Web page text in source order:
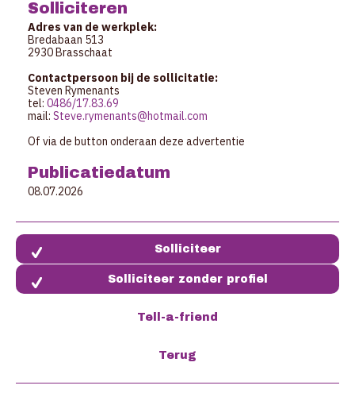
Solliciteren
Adres van de werkplek:
Bredabaan 513
2930 Brasschaat
Contactpersoon bij de sollicitatie:
Steven Rymenants
tel: 0486/17.83.69
mail: Steve.rymenants@hotmail.com
Of via de button onderaan deze advertentie
Publicatiedatum
08.07.2026
Solliciteer zonder profiel